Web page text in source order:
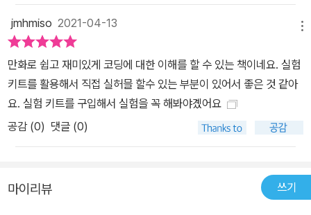
jmhmiso 2021-04-13
만화로 쉽고 재미있게 코딩에 대한 이해를 할 수 있는 책이네요. 실험
키트를 활용해서 직접 실허믈 할수 있는 부분이 있어서 좋은 것 같아
요. 실험 키트를 구입해서 실험을 꼭 해봐야곘어요
공감 (0) 댓글 (0)
마이리뷰 쓰기